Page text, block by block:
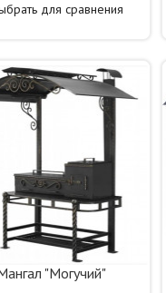
для сравнения
"Могучий"